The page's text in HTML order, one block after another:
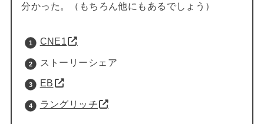
分かった。（もちろん他にもあるでしょう）
CNE1
ストーリーシェア
EB
ラングリッチ